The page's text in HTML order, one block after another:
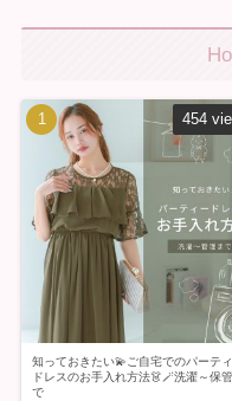
知っておきたい💫ご自宅でのパーテ
ドレスのお手入れ方法👗🪄洗濯～保
で
454